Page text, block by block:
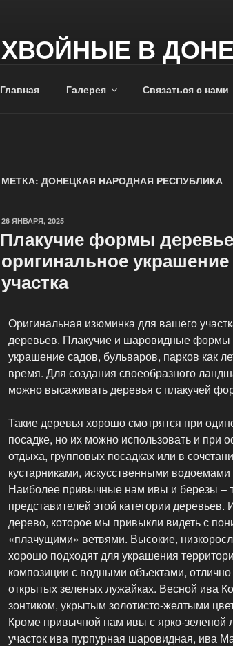
ХВОЙНЫЕ В
Главная Галерея Связаться с нами
МЕТКА: ДОНЕЦКАЯ НАРОДНАЯ РЕСПУБЛИКА
26 ЯНВАРЯ, 2025
Плакучие формы
оригинальное
участка
Оригинальная изюминка для вашего
деревьев. Плакучие и шаровидные формы
украшение садов, бульваров, парков как
время. Для создания своеобразного
можно высаживать деревья с плакучей
Такие деревья хорошо смотрятся при
посадке, но их можно использовать и при
отдыха, групповых посадках или в
кустарниками, искусственными водоемами
Наиболее привычные нам ивы и березы –
представителей этой категории
дерево, которое мы привыкли видеть с
«плачущими» ветвями. Высокие,
хорошо подходят для украшения
композиции с водными объектами,
открытых зеленых лужайках. Весной ива
зонтиком, укрытым золотисто-желтыми
Кроме привычной нам ивы с ярко-зеленой
участок ива пурпурная шаровидная, ива